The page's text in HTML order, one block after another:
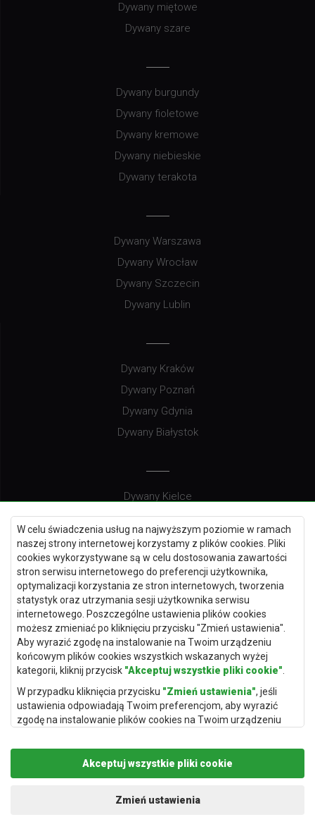
W celu świadczenia usług na najwyższym poziomie w ramach
naszej strony internetowej korzystamy z plików cookies. Pliki
cookies wykorzystywane są w celu dostosowania zawartości
stron serwisu internetowego do preferencji użytkownika,
optymalizacji korzystania ze stron internetowych, tworzenia
statystyk oraz utrzymania sesji użytkownika serwisu
internetowego. Poszczególne ustawienia plików cookies
możesz zmieniać po kliknięciu przycisku "Zmień ustawienia".
Aby wyrazić zgodę na instalowanie na Twoim urządzeniu
końcowym plików cookies wszystkich wskazanych wyżej
kategorii, kliknij przycisk "Akceptuj wszystkie pliki cookie"
W przypadku kliknięcia przycisku "Zmień ustawienia", jeśli
ustawienia odpowiadają Twoim preferencjom, aby wyrazić
zgodę na instalowanie plików cookies na Twoim urządzeniu
"Zapisz i zaakceptuj".
Podstawą przetwarzania danych osobowych, w zakresie w
administratora danych osobowych (Rugito Radosław Bartosik z
Akceptuj wszystkie pliki cookie
Zmień ustawienia
Dywany miętowe
Dywany szare
Dywany burgundy
Dywany fioletowe
Dywany kremowe
Dywany niebieskie
Dywany terakota
Dywany Warszawa
Dywany Wrocław
Dywany Szczecin
Dywany Lublin
Dywany Kraków
Dywany Poznań
Dywany Gdynia
Dywany Białystok
Dywany Kielce
Dywany Gdańsk
Dywany Toruń
Dywany Bydgoszcz
Dywany Łódź
Dywany Katowice
Dywany Rzeszów
Dywany Częstochowa
Projekt i realizacja:dimax.pl